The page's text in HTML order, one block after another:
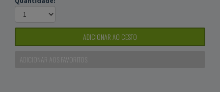
ADICIONAR AO CESTO
ADICIONAR AOS FAVORITOS